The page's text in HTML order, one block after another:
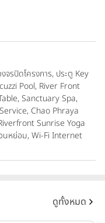
จรปิดโครงการ, ประตู Key
Pool, River Front
Sanctuary Spa,
Chao Phraya
Sunrise Yoga
นหย่อม, Wi-Fi Internet
ดูทั้งหมด